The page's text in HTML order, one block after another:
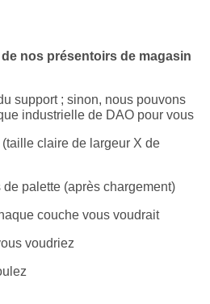
nos présentoirs de magasin
support ; sinon, nous pouvons
industrielle de DAO pour vous
claire de largeur X de
palette (après chargement)
couche vous voudrait
voudriez